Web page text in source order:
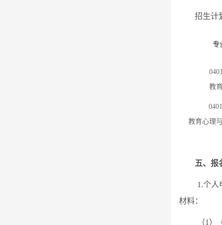
招生计
专
教
教育心理
五、报
1.个人
材料：
（1